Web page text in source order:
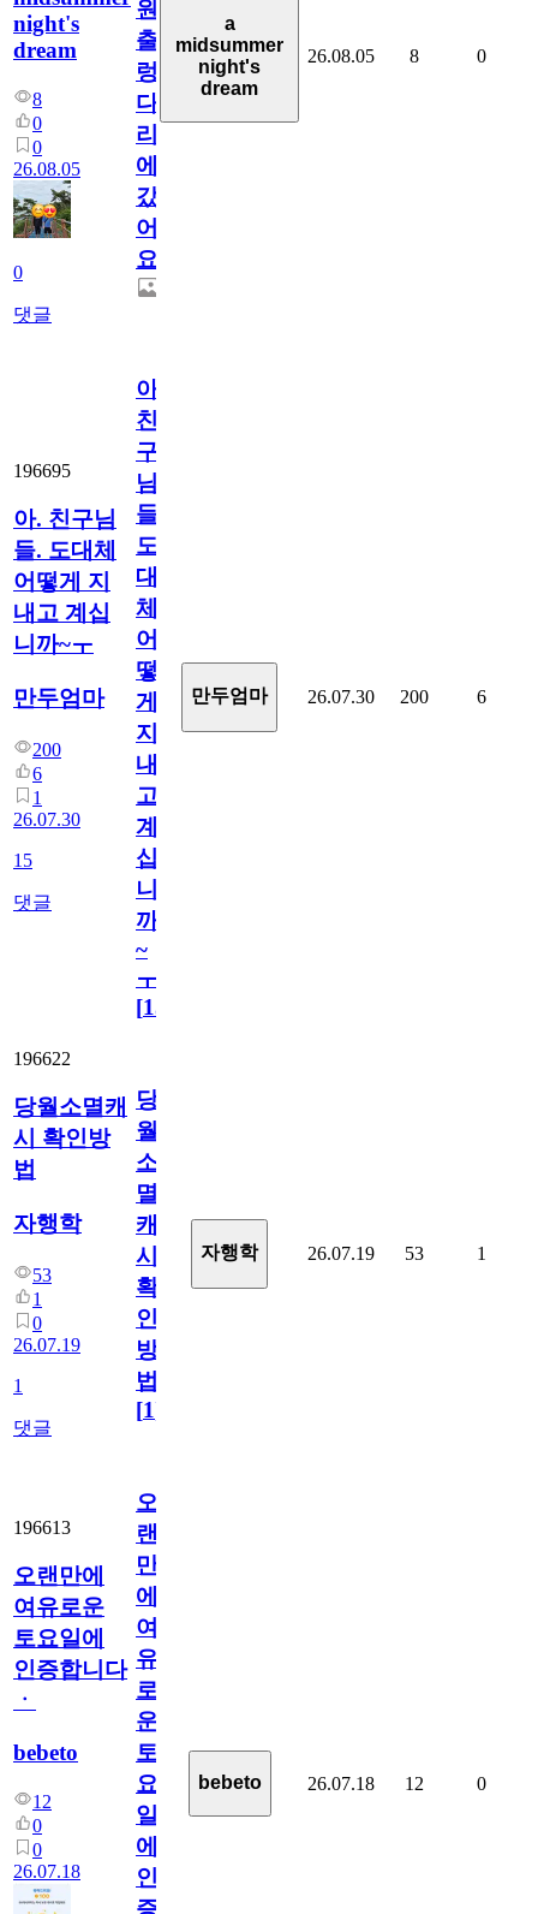
night's
dream
8
0
0
26.08.05
0
댓글
원
출
렁
다
리
에
갔
어
요.
a
midsummer
night's
dream
26.08.05 8 0
196695
아. 친구님
들. 도대체
어떻게 지
내고 계십
니까~ㅜ
만두엄마
200
6
1
26.07.30
15
댓글
아.
친
구
님
들.
도
대
체
어
떻
게
지
내
고
계
십
니
까
~
ㅜ
[15
만두엄마 26.07.30 200 6
196622
당월소멸캐
시 확인방
법
자행학
53
1
0
26.07.19
1
댓글
당
월
소
멸
캐
시
확
인
방
법
[1]
자행학 26.07.19 53 1
196613
오랜만에
여유로운
토요일에
인증합니다
ㆍ
bebeto
12
0
0
26.07.18
오
랜
만
에
여
유
로
운
토
요
일
에
인
증
bebeto 26.07.18 12 0